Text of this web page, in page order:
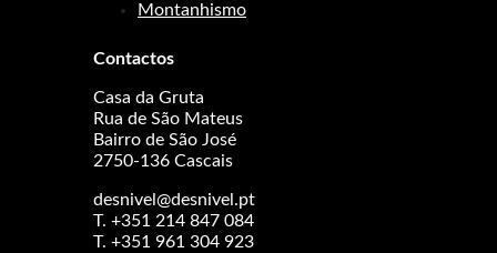
Montanhismo
Contactos
Casa da Gruta
Rua de São Mateus
Bairro de São José
2750-136 Cascais
desnivel@desnivel.pt
T. +351 214 847 084
T. +351 961 304 923